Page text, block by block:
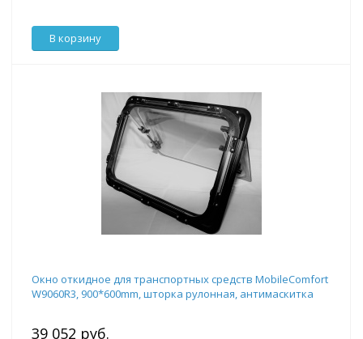
В корзину
Окно откидное для транспортных средств MobileComfort
W9060R3, 900*600mm, шторка рулонная, антимаскитка
39 052 руб.